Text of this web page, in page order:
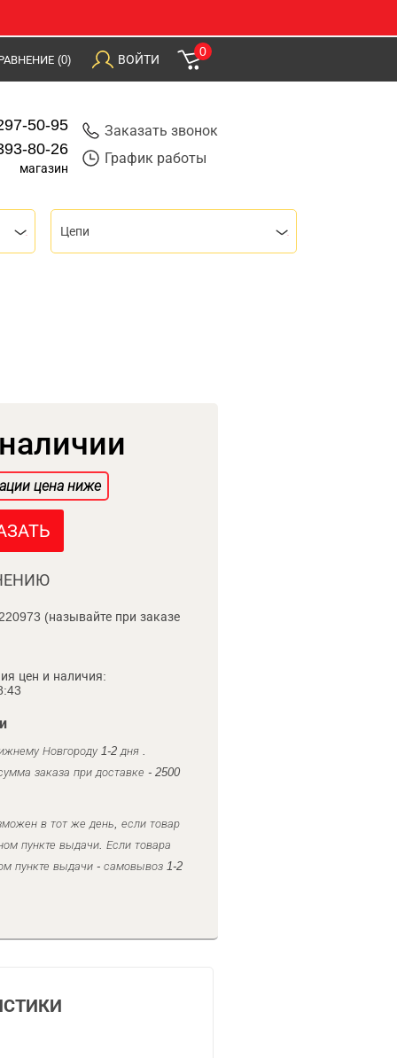
(0) ВОЙТИ
0
50-95
80-26
магазин
Заказать звонок
График работы
Цепи
цена ниже
(называйте при заказе
цен и наличия:
Новгороду 1-2 дня .
заказа при доставке - 2500
в тот же день, если товар
пункте выдачи. Если товара
пункте выдачи - самовывоз 1-2